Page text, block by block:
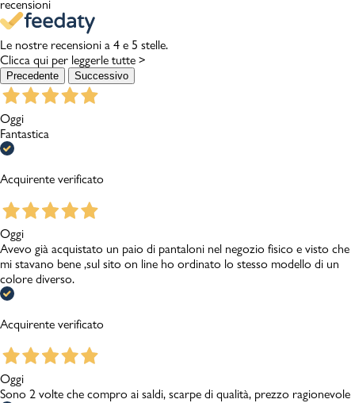
recensioni
Le nostre recensioni a 4 e 5 stelle.
Clicca qui per leggerle tutte >
Precedente Successivo
Oggi
Fantastica
Acquirente verificato
Oggi
Avevo già acquistato un paio di pantaloni nel negozio fisico e visto che
mi stavano bene ,sul sito on line ho ordinato lo stesso modello di un
colore diverso.
Acquirente verificato
Oggi
Sono 2 volte che compro ai saldi, scarpe di qualità, prezzo ragionevole